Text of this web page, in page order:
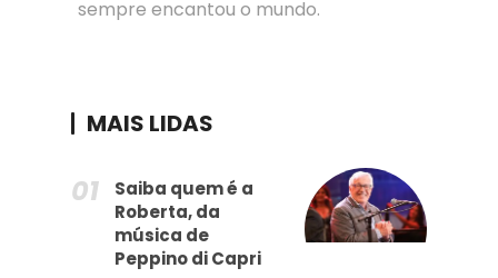
sempre encantou o mundo.
MAIS LIDAS
Saiba quem é a
Roberta, da
música de
Peppino di Capri